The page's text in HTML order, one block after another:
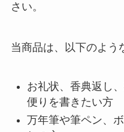
さい。
当商品は、以下のよう
お礼状、香典返し
便りを書きたい方
万年筆や筆ペン、